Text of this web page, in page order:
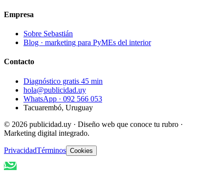
Empresa
Sobre Sebastián
Blog · marketing para PyMEs del interior
Contacto
Diagnóstico gratis 45 min
hola@publicidad.uy
WhatsApp · 092 566 053
Tacuarembó, Uruguay
© 2026 publicidad.uy · Diseño web que conoce tu rubro ·
Marketing digital integrado.
PrivacidadTérminos Cookies